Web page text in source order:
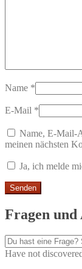
Name *
E-Mail *
Name, E-Mail-
meinen nächsten
Ja, ich melde
Fragen
Have not